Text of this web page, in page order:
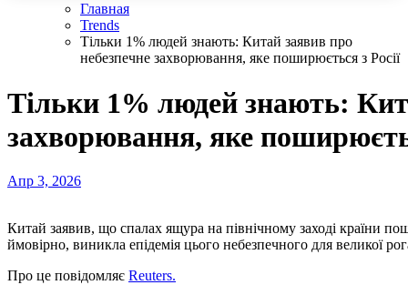
Главная
Trends
Тільки 1% людей знають: Китай заявив про
небезпечне захворювання, яке поширюється з Росії
Тільки 1% людей знають:
захворювання, яке
Апр 3, 2026
Китай заявив, що спалах ящура на північному заході країни поширився з-за кордону. Зокрема йдеться про Росію, де,
ймовірно, виникла епідемія цього небезпечного для великої
Про це повідомляє Reuters.